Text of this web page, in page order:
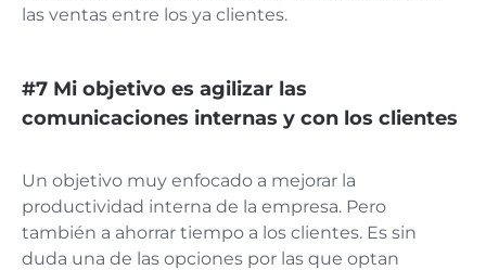
las ventas entre los ya clientes.
#7 Mi objetivo es agilizar las
comunicaciones internas y con los clientes
Un objetivo muy enfocado a mejorar la
productividad interna de la empresa. Pero
también a ahorrar tiempo a los clientes. Es sin
duda una de las opciones por las que optan